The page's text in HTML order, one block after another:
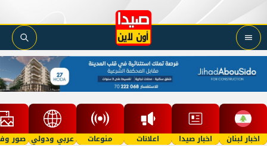
اخبار لبنان اخبار صيدا اعلانات منوعات عربي ودولي صور